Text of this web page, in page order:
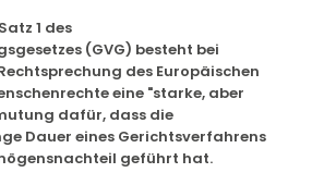
1 des
(GVG) besteht bei
des Europäischen
eine "starke, aber
dafür, dass die
Dauer eines Gerichtsverfahrens
geführt hat.